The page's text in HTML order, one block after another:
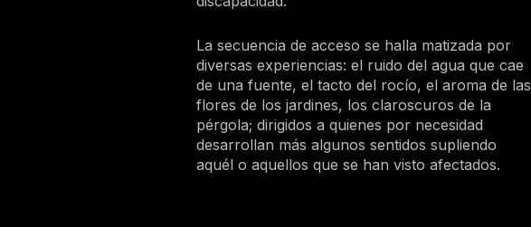
La secuencia de acceso se halla matizada por
diversas experiencias: el ruido del agua que cae
de una fuente, el tacto del rocío, el aroma de las
flores de los jardines, los claroscuros de la
pérgola; dirigidos a quienes por necesidad
desarrollan más algunos sentidos supliendo
aquél o aquellos que se han visto afectados.